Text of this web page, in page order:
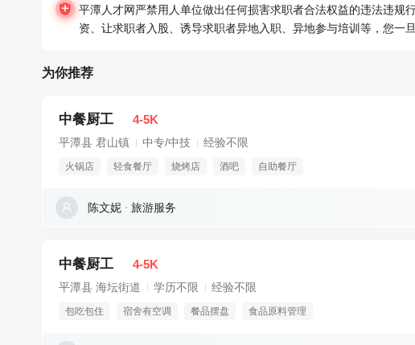
平潭人才网严禁用人单位做出任何损害求职者合法权益的违法违
资、让求职者入股、诱导求职者异地入职、异地参与培训等，您一
为你推荐
中餐厨工 4-5K
平潭县 君山镇 中专/中技 经验不限
火锅店 轻食餐厅 烧烤店 酒吧 自助餐厅
陈文妮 旅游服务
中餐厨工 4-5K
平潭县 海坛街道 学历不限 经验不限
包吃包住 宿舍有空调 餐品摆盘 食品原料管理